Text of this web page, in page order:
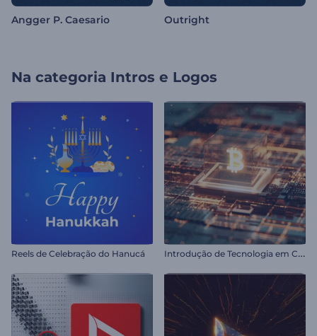
Angger P. Caesario Outright
Na categoria Intros e Logos
Reels de Celebração do Hanucá I
ntrodução de Tecnologia em Criptomoedas